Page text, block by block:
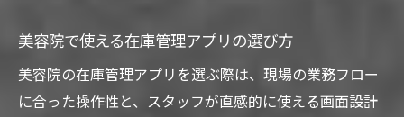
美容院で使える在庫管理アプリの選び方
美容院の在庫管理アプリを選ぶ際は、現場の業務フロー
に合った操作性と、スタッフが直感的に使える画面設計